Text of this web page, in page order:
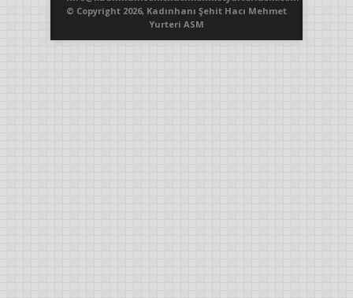
© Copyright 2026, Kadınhanı Şehit Hacı Mehmet
Yurteri ASM